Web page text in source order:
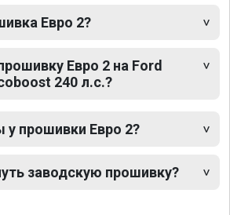
Евро 2?
Евро 2 на Ford
240 л.с.?
у прошивки Евро 2?
заводскую прошивку?